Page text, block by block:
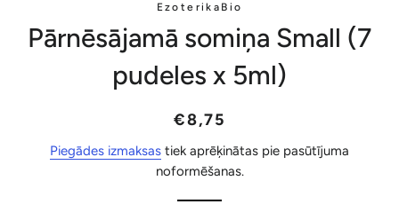
EzoterikaBio
Pārnēsājamā somiņa Small (7
pudeles x 5ml)
Parastā
Akcijas
€8,75
Piegādes izmaksas tiek aprēķinātas pie pasūtījuma
noformēšanas.